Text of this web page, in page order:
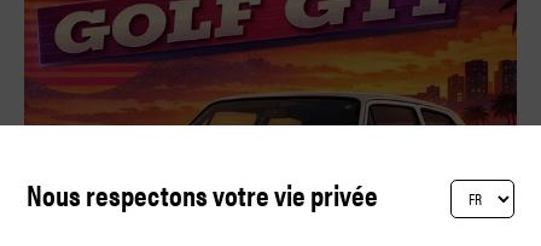
Nous respectons votre vie privée